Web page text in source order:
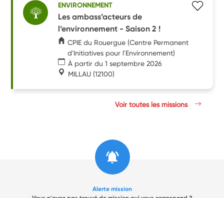
ENVIRONNEMENT
Les ambass’acteurs de
l’environnement - Saison 2 !
CPIE du Rouergue (Centre Permanent
d'Initiatives pour l'Environnement)
À partir du 1 septembre 2026
MILLAU (12100)
Voir toutes les missions
Alerte mission